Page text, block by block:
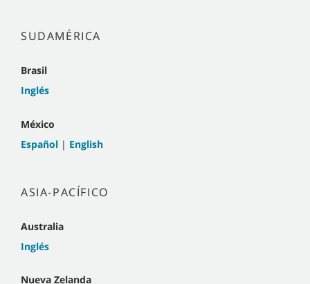
SUDAMÉRICA
Brasil
Inglés
México
Español | English
ASIA-PACÍFICO
Australia
Inglés
Nueva Zelanda